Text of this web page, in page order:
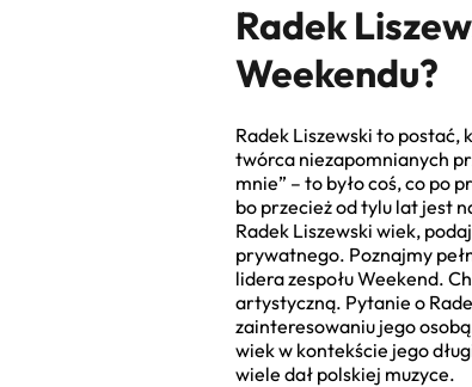
Radek
Weekendu?
Radek Liszewski to postać,
twórca niezapomnianych
mnie” – to było coś, co po
bo przecież od tylu lat jest
Radek Liszewski wiek,
prywatnego. Poznajmy
lidera zespołu Weekend.
artystyczną. Pytanie o
zainteresowaniu jego
wiek w kontekście jego
wiele dał polskiej muzyce.